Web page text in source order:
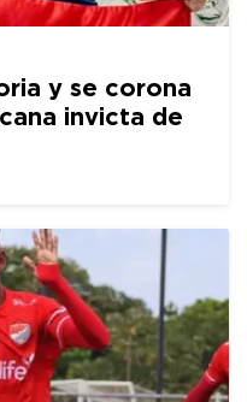
y se corona
invicta de